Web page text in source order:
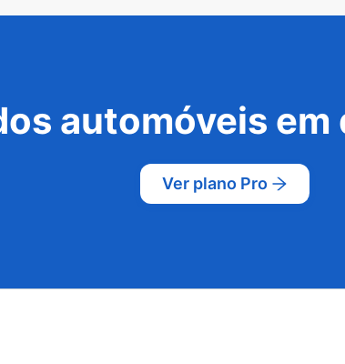
automóveis
Ver plano Pro